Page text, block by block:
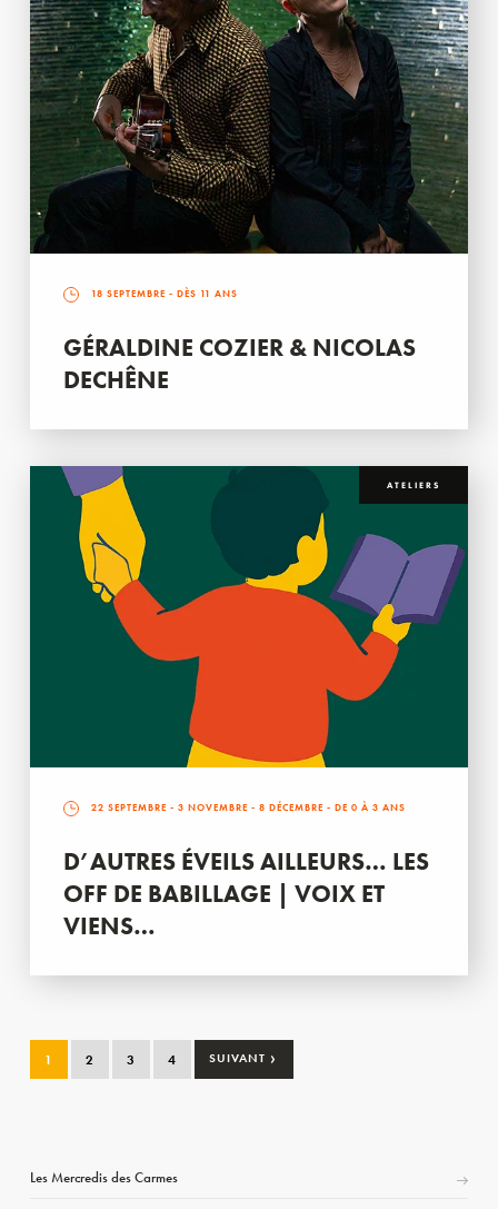
18 SEPTEMBRE - DÈS 11 ANS
GÉRALDINE COZIER & NICOLAS
DECHÊNE
ATELIERS
22 SEPTEMBRE - 3 NOVEMBRE - 8 DÉCEMBRE - DE 0 À 3 ANS
D’AUTRES ÉVEILS AILLEURS… LES
OFF DE BABILLAGE | VOIX ET
VIENS…
1 2 3 4 SUIVANT ›
Les Mercredis des Carmes